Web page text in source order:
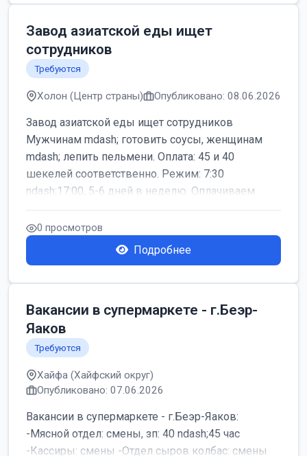
Завод азиатской еды ищет
сотрудников
Требуются
Холон (Центр страны) Опубликовано: 08.06.2026
Завод азиатской еды ищет сотрудников
Мужчинам mdash; готовить соусы, женщинам
mdash; лепить пельмени. Оплата: 45 и 40
шекелей соответственно. Режим: 7:30
ndash;17:00, 5-6 дней в неделю. Оплачиваем
дор...
0 просмотров
Подробнее
Вакансии в супермаркете - г.Беэр-
Яаков
Требуются
Хайфа (Хайфский округ)
Опубликовано: 07.06.2026
Вакансии в супермаркете - г.Беэр-Яаков:
-Мясной отдел: смены, зп: 40 ndash;45 час
-Кассиры: смены -Отдел сыров колбас: смены